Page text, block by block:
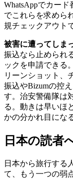
WhatsAppでカー
でこれらを求めら
規チェックアウト
被害に遭ってしま
振込なら止められ
ックを申請できる
リーンショット、
振込やBizumの控
す。治安警備隊は
る。動きは早いほ
かの分かれ目にな
日本の読者
日本から旅行する
て、もう一つの弱